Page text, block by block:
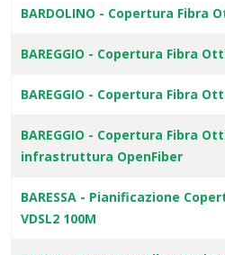
BARDOLINO - Copertura Fibra
BAREGGIO - Copertura Fibra
BAREGGIO - Copertura Fibra
BAREGGIO - Copertura Fibra
infrastruttura OpenFiber
BARESSA - Pianificazione
VDSL2 100M